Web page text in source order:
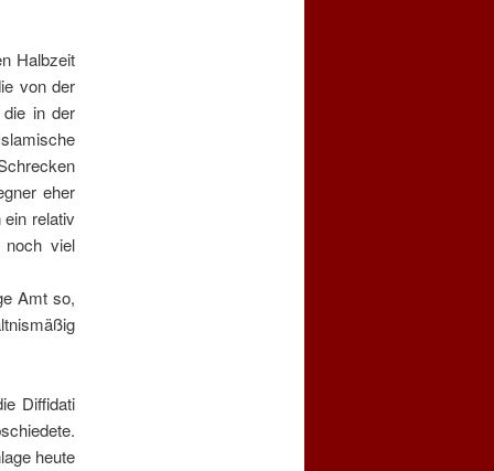
Halbzeit
von der
die in der
eher
relativ
noch viel
Amt so,
Diffidati
heute